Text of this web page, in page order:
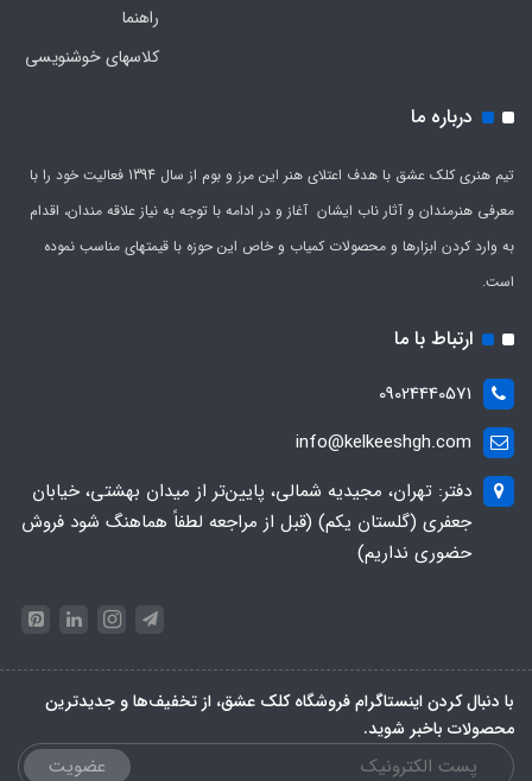
راهنما
کلاسهای خوشنویسی
درباره ما
تیم هنری کلک عشق با هدف اعتلای هنر این مرز و بوم از سال 1394 فعالیت خود را با
معرفی هنرمندان و آثار ناب ایشان آغاز و در ادامه با توجه به نیاز علاقه مندان، اقدام
به وارد کردن ابزارها و محصولات کمیاب و خاص این حوزه با قیمتهای مناسب نموده
است.
ارتباط با ما
09024440571
info@kelkeeshgh.com
دفتر: تهران، مجیدیه شمالی، پایین‌تر از میدان بهشتی، خیابان
جعفری (گلستان یکم) (قبل از مراجعه لطفاً هماهنگ شود فروش
حضوری نداریم)
با دنبال کردن اینستاگرام فروشگاه کلک عشق، از تخفیف‌ها و جدیدترین‌
محصولات باخبر شوید.
عضویت